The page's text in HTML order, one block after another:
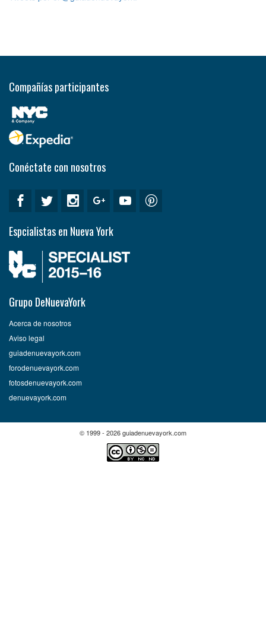
Compañías participantes
Conéctate con nosotros
Espcialistas en Nueva York
Grupo DeNuevaYork
Acerca de nosotros
Aviso legal
guiadenuevayork.com
forodenuevayork.com
fotosdenuevayork.com
denuevayork.com
© 1999 - 2026 guiadenuevayork.com